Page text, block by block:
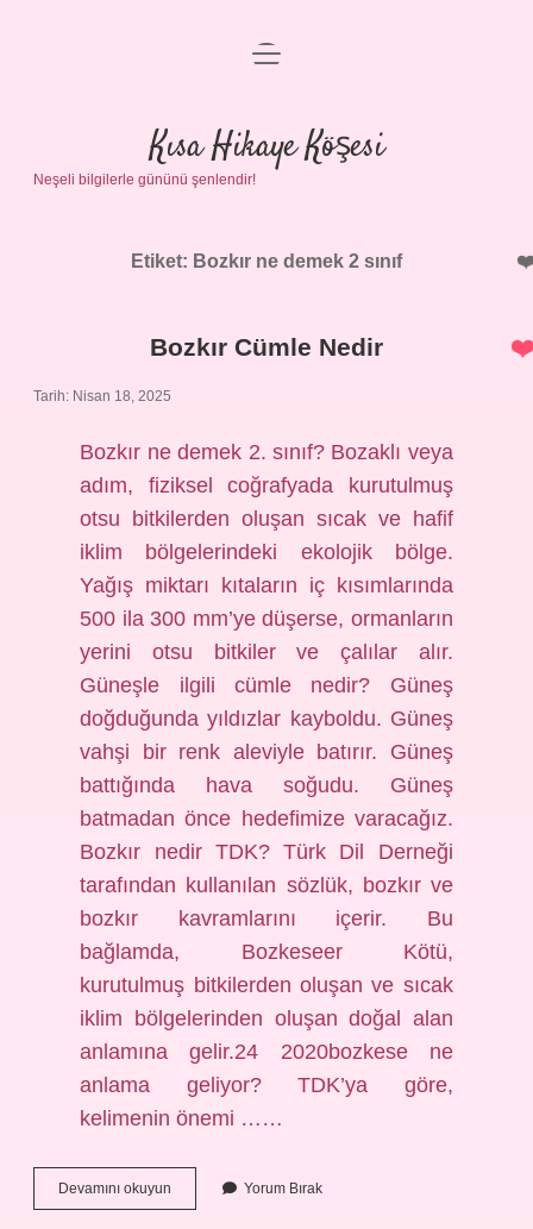
Anasayfa
Gizlilik Politikası
Yasal Uyarı
menüyü
Kısa Hikaye Köşesi
Neşeli bilgilerle gününü şenlendir!
Etiket: Bozkır ne demek 2 sınıf
Bozkır Cümle Nedir
Tarih: Nisan 18, 2025
Bozkır ne demek 2. sınıf? Bozaklı veya
adım, fiziksel coğrafyada kurutulmuş
otsu bitkilerden oluşan sıcak ve hafif
iklim bölgelerindeki ekolojik bölge.
Yağış miktarı kıtaların iç kısımlarında
500 ila 300 mm’ye düşerse, ormanların
yerini otsu bitkiler ve çalılar alır.
Güneşle ilgili cümle nedir? Güneş
doğduğunda yıldızlar kayboldu. Güneş
vahşi bir renk aleviyle batırır. Güneş
battığında hava soğudu. Güneş
batmadan önce hedefimize varacağız.
Bozkır nedir TDK? Türk Dil Derneği
tarafından kullanılan sözlük, bozkır ve
bozkır kavramlarını içerir. Bu
bağlamda, Bozkeseer Kötü,
kurutulmuş bitkilerden oluşan ve sıcak
iklim bölgelerinden oluşan doğal alan
anlamına gelir.24 2020bozkese ne
anlama geliyor? TDK’ya göre,
kelimenin önemi ……
Devamını okuyun
Cümle
Yorum Bırak